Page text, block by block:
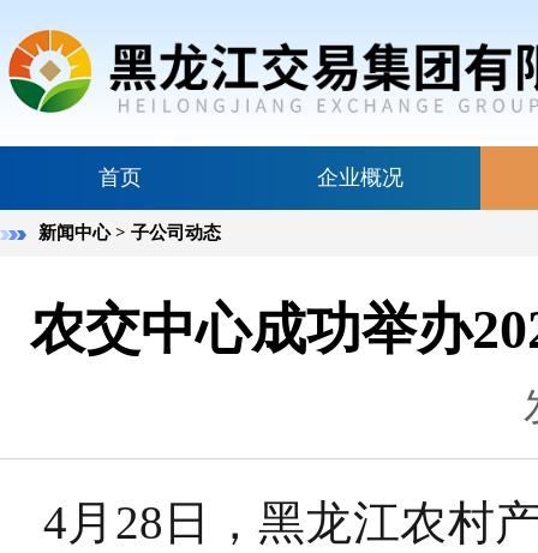
首页 企业概况
新闻中心> 子公司动态
农交中心成功举办
4月28日，黑龙江农村